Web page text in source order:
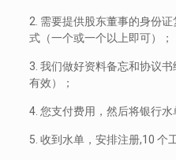
2. 需要提供股东董事的身份
式（一个或一个以上即可）；
3. 我们做好资料备忘和协议
有效）；
4. 您支付费用，然后将银行水
5. 收到水单，安排注册,10 个